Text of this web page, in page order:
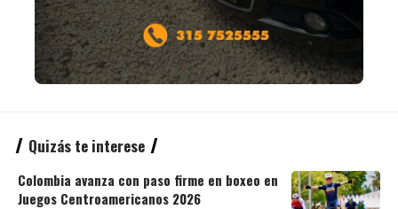
Quizás te interese
Colombia avanza con paso firme en boxeo en
Juegos Centroamericanos 2026